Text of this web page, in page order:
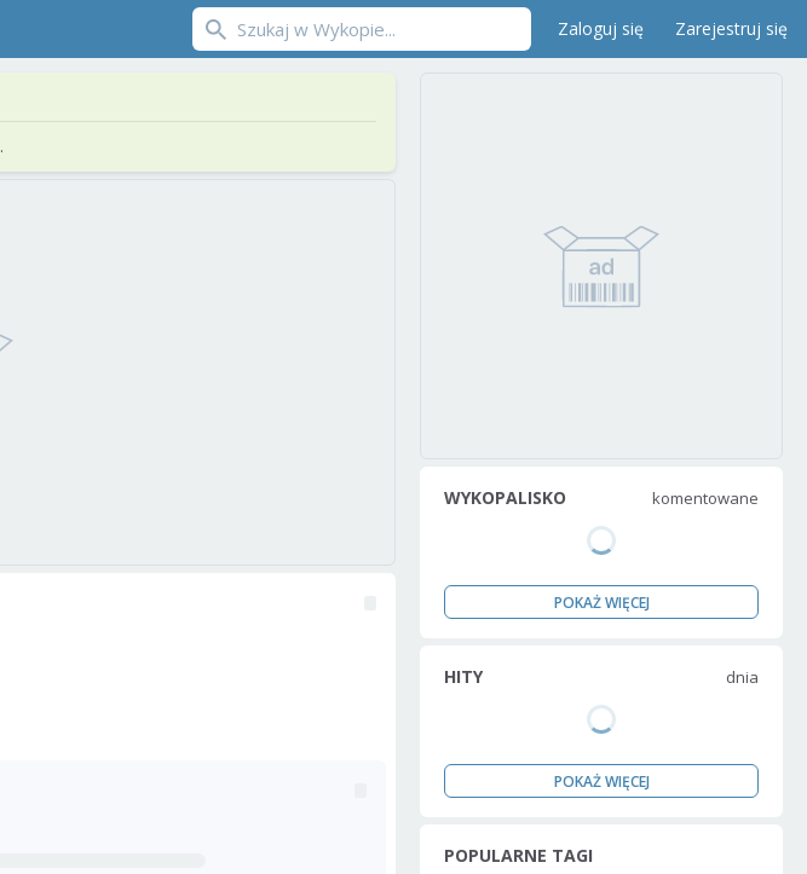
Zaloguj się Zarejestruj się
.
WYKOPALISKO komentowane
POKAŻ WIĘCEJ
HITY dnia
POKAŻ WIĘCEJ
POPULARNE TAGI